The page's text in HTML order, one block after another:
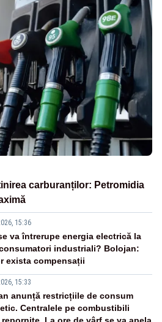
carburanților: Petromidia
15:36
va întrerupe energia electrică la
industriali? Bolojan:
exista compensații
15:33
anunță restricțiile de consum
Centralele pe combustibili
La ore de vârf se va apela